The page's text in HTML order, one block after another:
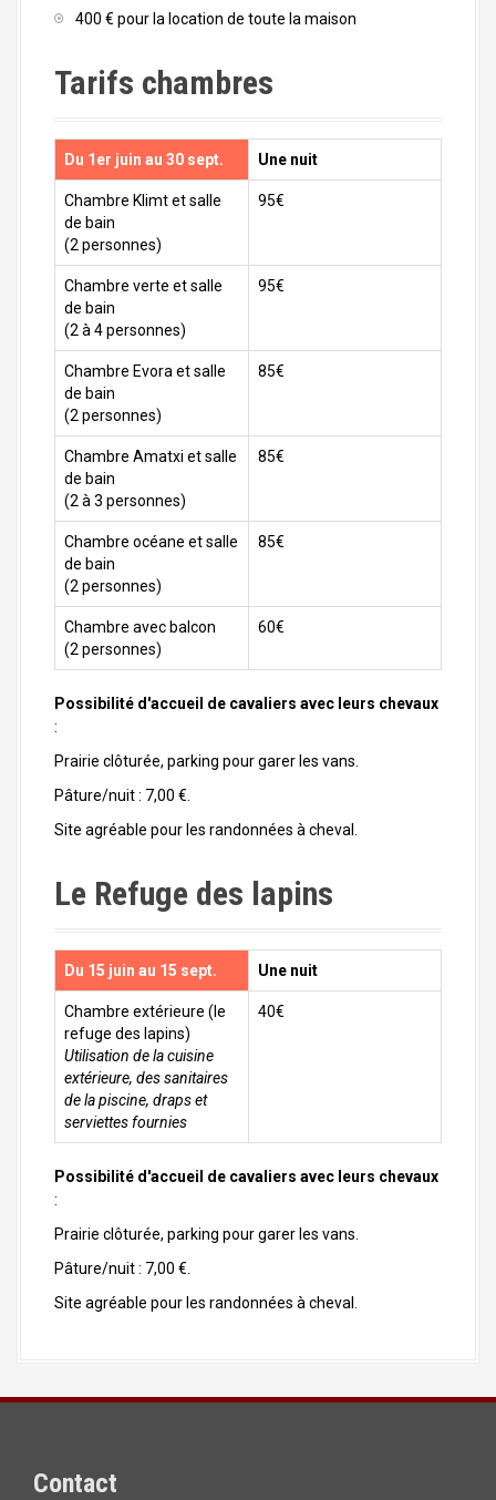
400 € pour la location de toute la maison
Tarifs chambres
Du 1er juin au 30 sept. Une nuit
Chambre Klimt et salle
de bain
(2 personnes)
95€
Chambre verte et salle
de bain
(2 à 4 personnes)
95€
Chambre Evora et salle
de bain
(2 personnes)
85€
Chambre Amatxi et salle
de bain
(2 à 3 personnes)
85€
Chambre océane et salle
de bain
(2 personnes)
85€
Chambre avec balcon
(2 personnes)
60€
Possibilité d'accueil de cavaliers avec leurs chevaux
:
Prairie clôturée, parking pour garer les vans.
Pâture/nuit : 7,00 €.
Site agréable pour les randonnées à cheval.
Le Refuge des lapins
Du 15 juin au 15 sept. Une nuit
Chambre extérieure (le
refuge des lapins)
Utilisation de la cuisine
extérieure, des sanitaires
de la piscine, draps et
serviettes fournies
40€
Possibilité d'accueil de cavaliers avec leurs chevaux
:
Prairie clôturée, parking pour garer les vans.
Pâture/nuit : 7,00 €.
Site agréable pour les randonnées à cheval.
Contact